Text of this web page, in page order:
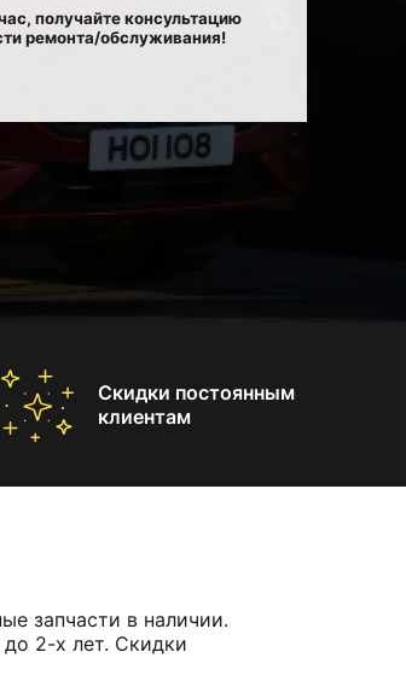
получайте консультацию
ремонта/обслуживания!
Скидки постоянным
клиентам
запчасти в наличии.
2-х лет. Скидки